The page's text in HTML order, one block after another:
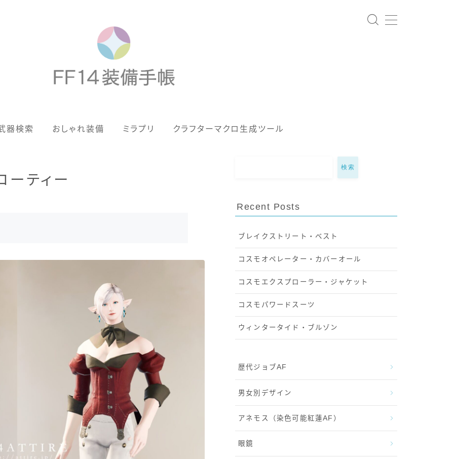
器検索 おしゃれ装備 ミラプリ クラフターマクロ生成ツール
男女別デザイン
フルフェイス
頭装備ギミックあり
ーティー
検索
Recent Posts
ブレイクストリート・ベスト
コスモオペレーター・カバーオール
コスモエクスプローラー・ジャケット
コスモパワードスーツ
ウィンタータイド・ブルゾン
歴代ジョブAF
男女別デザイン
アネモス（染色可能紅蓮AF）
眼鏡